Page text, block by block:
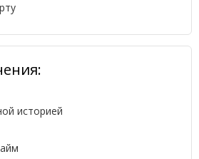
историей